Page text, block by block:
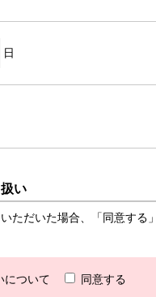
日
い
ただいた場合、「同意す
について 同意する